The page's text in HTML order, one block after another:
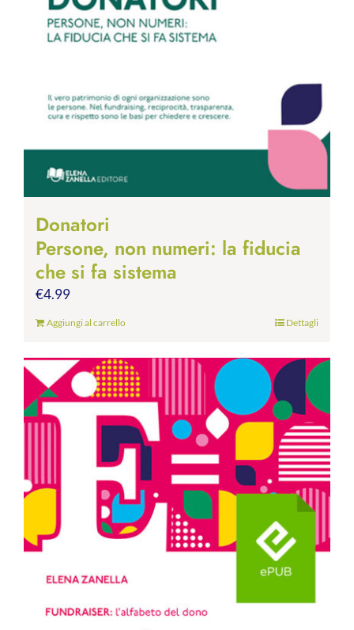
Donatori
Persone, non numeri: la fiducia
che si fa sistema
€4.99
Aggiungi al carrello Dettagli